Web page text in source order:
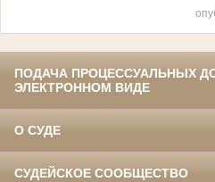
ПОДАЧА ПРОЦЕССУАЛЬНЫХ
ЭЛЕКТРОННОМ ВИДЕ
О СУДЕ
СУДЕЙСКОЕ СООБЩЕСТВО